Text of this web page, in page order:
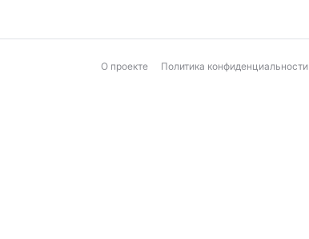
О проекте Политика конфиденциальности